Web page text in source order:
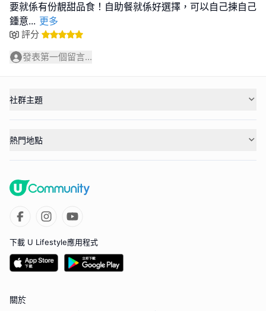
要就係有份靚甜品食！自助餐就係好選擇，可以自己揀自己
鍾意... 更多
評分
發表第一個留言...
社群主題
熱門地點
下載 U Lifestyle應用程式
關於